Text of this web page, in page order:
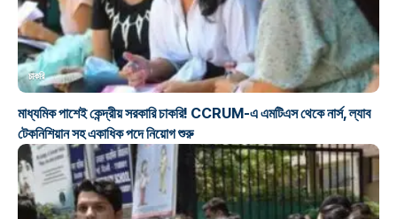
চাকরি
মাধ্যমিক পাশেই কেন্দ্রীয় সরকারি চাকরি! CCRUM-এ এমটিএস থেকে নার্স, ল্যাব
টেকনিশিয়ান সহ একাধিক পদে নিয়োগ শুরু